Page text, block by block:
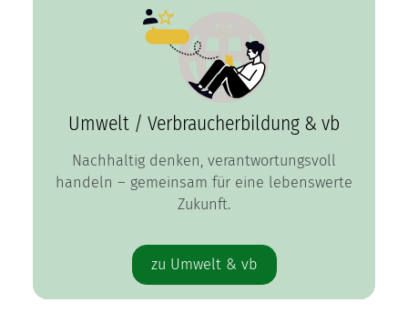
Umwelt / Verbraucherbildung & vb
Nachhaltig denken, verantwortungsvoll
handeln – gemeinsam für eine lebenswerte
Zukunft.
zu Umwelt & vb